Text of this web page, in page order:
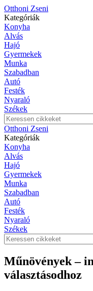
Otthoni Zseni
Kategóriák
Konyha
Alvás
Hajó
Gyermekek
Munka
Szabadban
Autó
Festék
Nyaraló
Székek
Otthoni Zseni
Kategóriák
Konyha
Alvás
Hajó
Gyermekek
Munka
Szabadban
Autó
Festék
Nyaraló
Székek
Műnövények –
választásodhoz